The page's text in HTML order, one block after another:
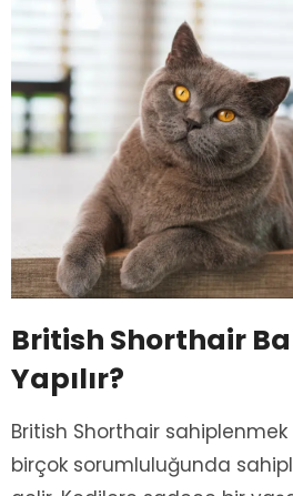
British Shorthair
Yapılır?
British Shorthair
birçok sorumluluğunda